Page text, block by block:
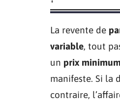
La revente de
variable, tout
un prix minimum
manifeste. Si la
contraire,